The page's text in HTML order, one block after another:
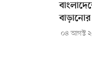
বাড়ানোর
০৪ আগস্ট